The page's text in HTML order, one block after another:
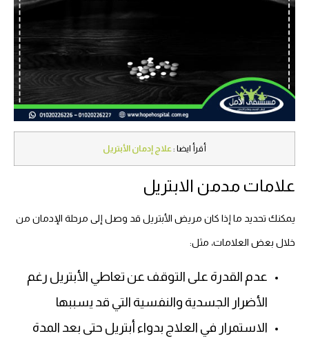
أقرأ ايضا :علاج إدمان الأبتريل
علامات مدمن الابتريل
يمكنك تحديد ما إذا كان مريض الأبتريل قد وصل إلى مرحلة الإدمان من
خلال بعض العلامات، مثل:
عدم القدرة على التوقف عن تعاطي الأبتريل رغم
الأضرار الجسدية والنفسية التي قد يسببها
الاستمرار في العلاج بدواء أبتريل حتى بعد المدة